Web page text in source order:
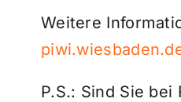
Weitere
P.S.: Sind Sie bei